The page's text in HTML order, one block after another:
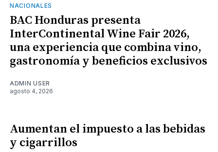
NACIONALES
BAC Honduras presenta
InterContinental Wine Fair 2026,
una experiencia que combina vino,
gastronomía y beneficios exclusivos
ADMIN USER
agosto 4, 2026
Aumentan el impuesto a las bebidas
y cigarrillos